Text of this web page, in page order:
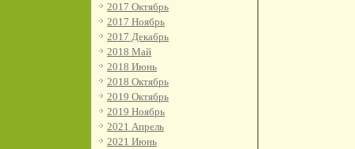
2017 Октябрь
2017 Ноябрь
2017 Декабрь
2018 Май
2018 Июнь
2018 Октябрь
2019 Октябрь
2019 Ноябрь
2021 Апрель
2021 Июнь